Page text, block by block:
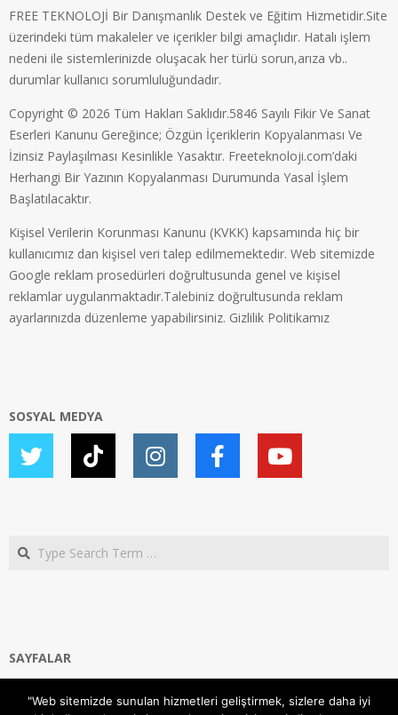
FREE TEKNOLOJİ Bir Danışmanlık Destek ve Eğitim Hizmetidir.Site
üzerindeki tüm makaleler ve içerikler bilgi amaçlıdır. Hatalı işlem
nedeni ile sistemlerinizde oluşacak her türlü sorun,arıza vb..
durumlar kullanıcı sorumluluğundadır.
Copyright © 2026 Tüm Hakları Saklıdır.5846 Sayılı Fikir Ve Sanat
Eserleri Kanunu Gereğince; Özgün İçeriklerin Kopyalanması Ve
İzinsiz Paylaşılması Kesinlikle Yasaktır. Freeteknoloji.com’daki
Herhangi Bir Yazının Kopyalanması Durumunda Yasal İşlem
Başlatılacaktır.
Kişisel Verilerin Korunması Kanunu (KVKK) kapsamında hiç bir
kullanıcımız dan kişisel veri talep edilmemektedir. Web sitemizde
Google reklam prosedürleri doğrultusunda genel ve kişisel
reklamlar uygulanmaktadır.Talebiniz doğrultusunda reklam
ayarlarınızda düzenleme yapabilirsiniz. Gizlilik Politikamız
SOSYAL MEDYA
Search
SAYFALAR
Gizlilik ve Çerezler (Cookies) Politikası
"Web sitemizde sunulan hizmetleri geliştirmek, sizlere daha iyi